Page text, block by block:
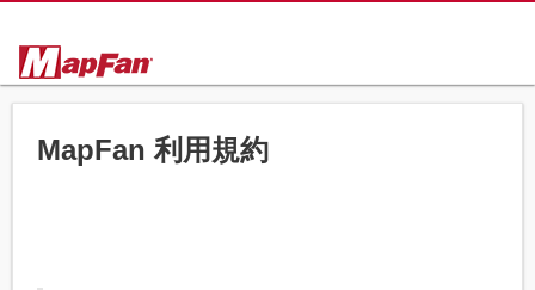
MapFan 利用規約